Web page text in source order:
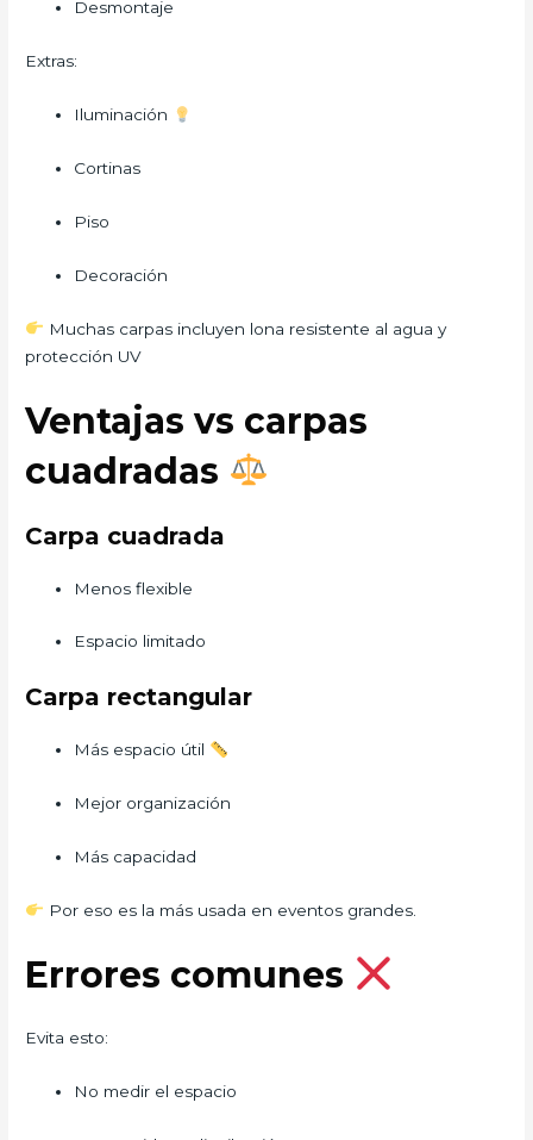
Desmontaje
Extras:
Iluminación
Cortinas
Piso
Decoración
Muchas carpas incluyen lona resistente al agua y
protección UV
Ventajas vs carpas
cuadradas
Carpa cuadrada
Menos flexible
Espacio limitado
Carpa rectangular
Más espacio útil
Mejor organización
Más capacidad
Por eso es la más usada en eventos grandes.
Errores comunes
Evita esto:
No medir el espacio